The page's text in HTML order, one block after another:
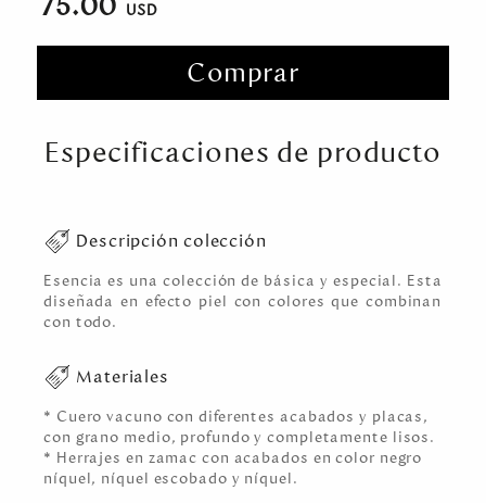
Comprar
Especificaciones de producto
Descripción colección
Esencia es una colección de básica y especial. Esta
diseñada en efecto piel con colores que combinan
con todo.
Materiales
* Cuero vacuno con diferentes acabados y placas,
con grano medio, profundo y completamente lisos.
* Herrajes en zamac con acabados en color negro
níquel, níquel escobado y níquel.